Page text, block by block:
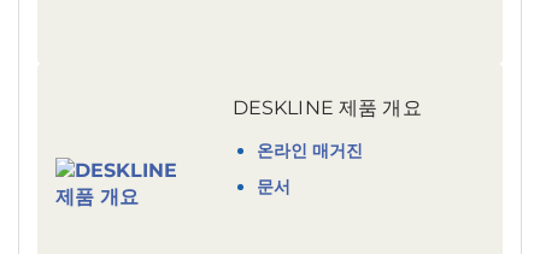
DESKLINE 제품 개요
온라인 매거진
문서